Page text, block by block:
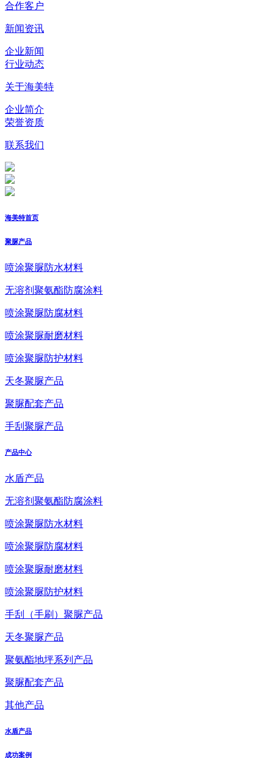
合作客户
新闻资讯
企业新闻
行业动态
关于海美特
企业简介
荣誉资质
联系我们
海美特首页
聚脲产品
喷涂聚脲防水材料
无溶剂聚氨酯防腐涂料
喷涂聚脲防腐材料
喷涂聚脲耐磨材料
喷涂聚脲防护材料
天冬聚脲产品
聚脲配套产品
手刮聚脲产品
产品中心
水盾产品
无溶剂聚氨酯防腐涂料
喷涂聚脲防水材料
喷涂聚脲防腐材料
喷涂聚脲耐磨材料
喷涂聚脲防护材料
手刮（手刷）聚脲产品
天冬聚脲产品
聚氨酯地坪系列产品
聚脲配套产品
其他产品
水盾产品
成功案例